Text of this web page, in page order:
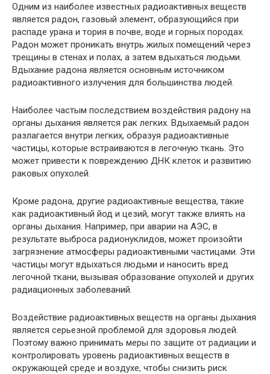
Одним из наиболее известных радиоактивных веществ
является радон, газовый элемент, образующийся при
распаде урана и тория в почве, воде и горных породах.
Радон может проникать внутрь жилых помещений через
трещины в стенах и полах, а затем вдыхаться людьми.
Вдыхание радона является основным источником
радиоактивного излучения для большинства людей.
Наиболее частым последствием воздействия радону на
органы дыхания является рак легких. Вдыхаемый радон
разлагается внутри легких, образуя радиоактивные
частицы, которые встраиваются в легочную ткань. Это
может привести к повреждению ДНК клеток и развитию
раковых опухолей.
Кроме радона, другие радиоактивные вещества, такие
как радиоактивный йод и цезий, могут также влиять на
органы дыхания. Например, при аварии на АЭС, в
результате выброса радионуклидов, может произойти
загрязнение атмосферы радиоактивными частицами. Эти
частицы могут вдыхаться людьми и наносить вред
легочной ткани, вызывая образование опухолей и других
радиационных заболеваний.
Воздействие радиоактивных веществ на органы дыхания
является серьезной проблемой для здоровья людей.
Поэтому важно принимать меры по защите от радиации и
контролировать уровень радиоактивных веществ в
окружающей среде и воздухе, чтобы снизить риск